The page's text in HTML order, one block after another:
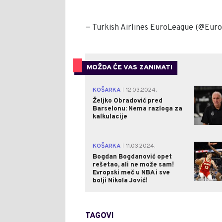
— Turkish Airlines EuroLeague
MOŽDA ĆE VAS ZANIMATI
KOŠARKA
12.03.2024.
Željko Obradović pred
Barselonu: Nema razloga za
kalkulacije
KOŠARKA
11.03.2024.
Bogdan Bogdanović opet
rešetao, ali ne može sam!
Evropski meč u NBA i sve
bolji Nikola Jović!
TAGOVI